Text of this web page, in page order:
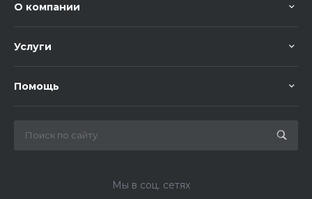
О компании
Услуги
Помощь
Мы в соц. сетях